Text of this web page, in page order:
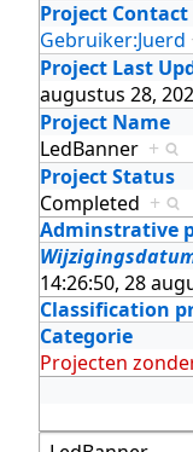
Project Contact
Gebruiker:Juerd
Project Last
augustus 28,
Project Name
LedBanner +
Project Status
Completed +
Adminstrative
14:26:50, 28
Classification
Categorie
Projecten